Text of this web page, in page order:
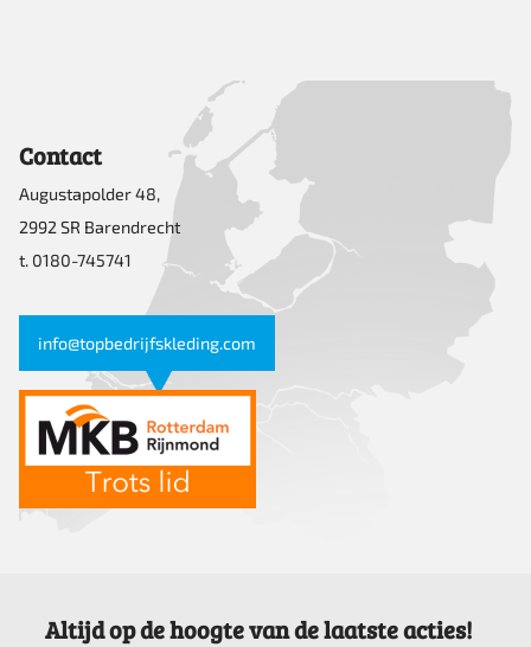
Contact
Augustapolder 48,
2992 SR Barendrecht
t. 0180-745741
info@topbedrijfskleding.com
Altijd op de hoogte van de laatste acties!